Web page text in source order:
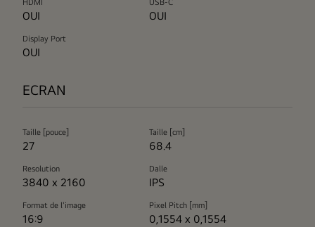
HDMI
OUI
USB-C
OUI
Display Port
OUI
ECRAN
Taille [pouce]
27
Taille [cm]
68.4
Resolution
3840 x 2160
Dalle
IPS
Format de l'image
16:9
Pixel Pitch [mm]
0,1554 x 0,1554